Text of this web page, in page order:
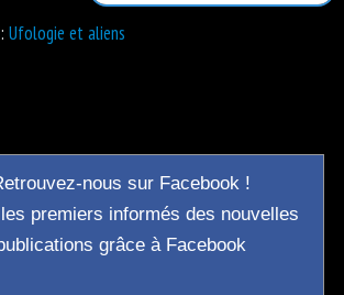
Ufologie et aliens
nous sur Facebook !
premiers informés des nouvelles
grâce à Facebook